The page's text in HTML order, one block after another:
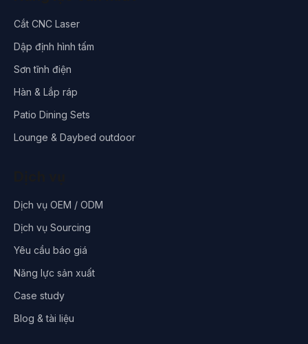
Cắt CNC Laser
Dập định hình tấm
Sơn tĩnh điện
Hàn & Lắp ráp
Patio Dining Sets
Lounge & Daybed outdoor
Dịch vụ OEM / ODM
Dịch vụ Sourcing
Yêu cầu báo giá
Năng lực sản xuất
Case study
Blog & tài liệu